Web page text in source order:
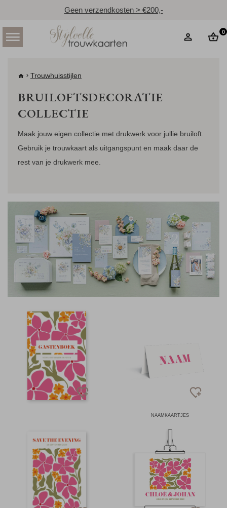
Geen verzendkosten > €200,-
0
Trouwhuisstijlen
BRUILOFTSDECORATIE
COLLECTIE
Maak jouw eigen collectie met drukwerk voor jullie bruiloft.
Gebruik je trouwkaart als uitgangspunt en maak daar de
rest van je drukwerk mee.
NAAMKAARTJES